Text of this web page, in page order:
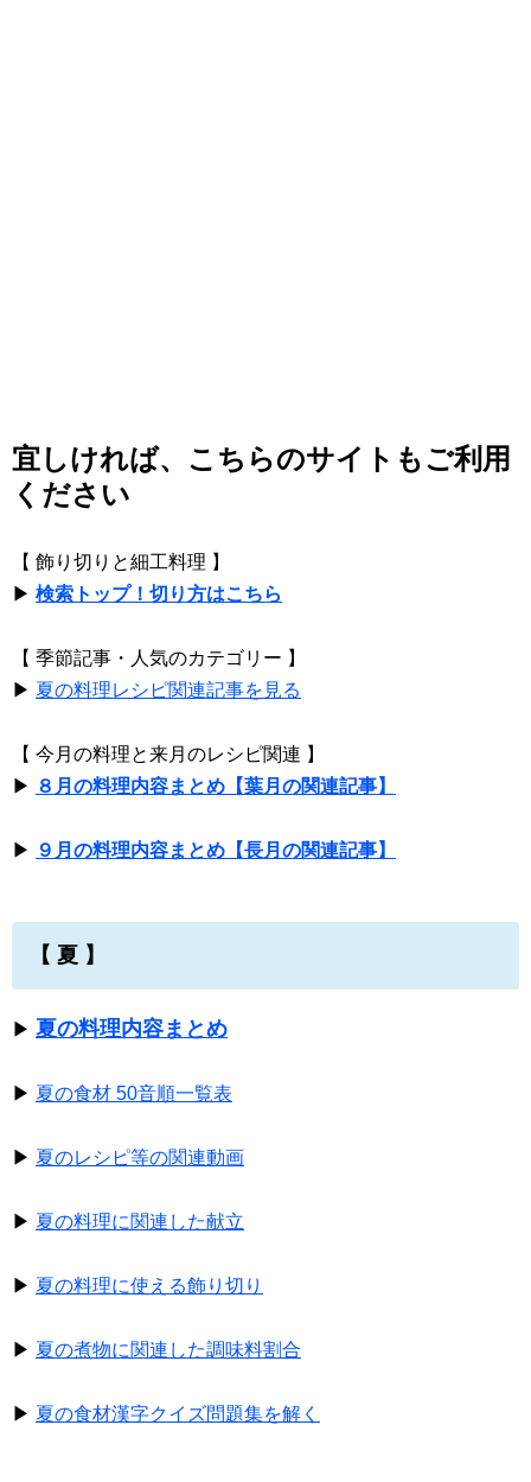
宜しければ、こちらのサイトもご利用
ください
【 飾り切りと細工料理 】
▶ 検索トップ！切り方はこちら
【 季節記事・人気のカテゴリー 】
▶ 夏の料理レシピ関連記事を見る
【 今月の料理と来月のレシピ関連 】
▶ ８月の料理内容まとめ【葉月の関連記事】
▶ ９月の料理内容まとめ【長月の関連記事】
【 夏 】
▶ 夏の料理内容まとめ
▶ 夏の食材 50音順一覧表
▶ 夏のレシピ等の関連動画
▶ 夏の料理に関連した献立
▶ 夏の料理に使える飾り切り
▶ 夏の煮物に関連した調味料割合
▶ 夏の食材漢字クイズ問題集を解く